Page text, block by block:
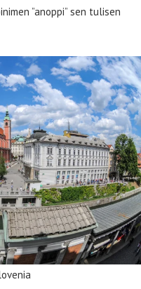
”anoppi” sen tulisen